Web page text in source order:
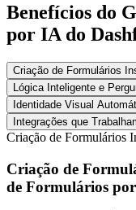
Benefícios do
por IA do
Criação de Formulários
Lógica Inteligente e
Identidade Visual
Integrações que
Criação de Formulários
Criação de
de Formulários